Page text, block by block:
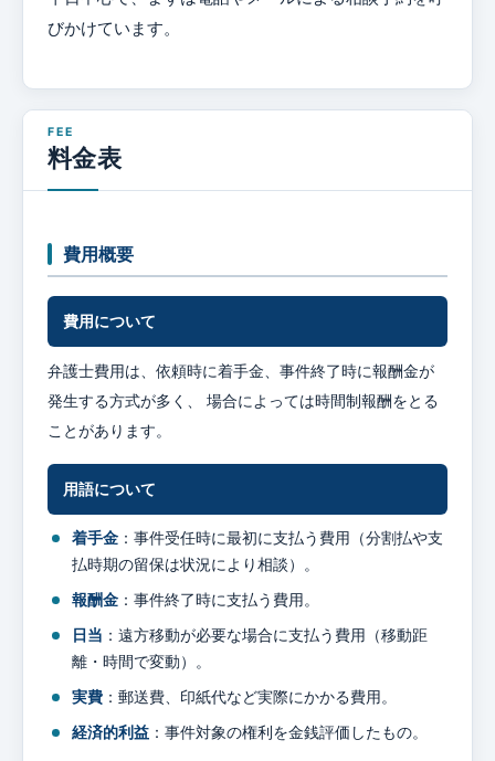
びかけています。
料金表
費用概要
費用について
弁護士費用は、依頼時に着手金、事件終了時に報酬金が
発生する方式が多く、 場合によっては時間制報酬をとる
ことがあります。
用語について
着手金 ：事件受任時に最初に支払う費用（分割払や支
払時期の留保は状況により相談）。
報酬金 ：事件終了時に支払う費用。
日当 ：遠方移動が必要な場合に支払う費用（移動距
離・時間で変動）。
実費 ：郵送費、印紙代など実際にかかる費用。
経済的利益 ：事件対象の権利を金銭評価したもの。